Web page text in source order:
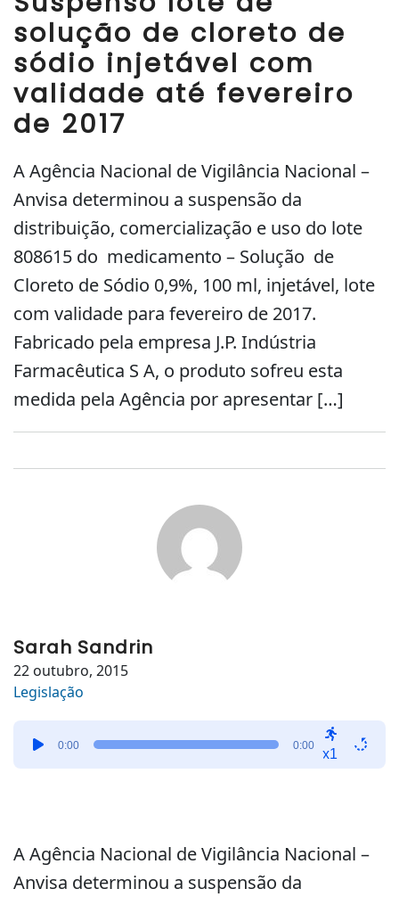
solução de cloreto de
sódio injetável com
validade até fevereiro
de 2017
A Agência Nacional de Vigilância Nacional –
Anvisa determinou a suspensão da
distribuição, comercialização e uso do lote
808615 do medicamento – Solução de
Cloreto de Sódio 0,9%, 100 ml, injetável, lote
com validade para fevereiro de 2017.
Fabricado pela empresa J.P. Indústria
Farmacêutica S A, o produto sofreu esta
medida pela Agência por apresentar […]
Sarah Sandrin
22 outubro, 2015
Legislação
0:00 0:00
x1
A Agência Nacional de Vigilância Nacional –
Anvisa determinou a suspensão da